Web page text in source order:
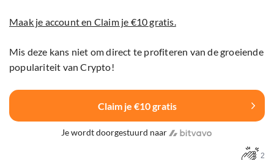
Maak je account en Claim je €10 gratis.
Mis deze kans niet om direct te profiteren van de groeiende
populariteit van Crypto!
Claim je €10 gratis
Je wordt doorgestuurd naar
2